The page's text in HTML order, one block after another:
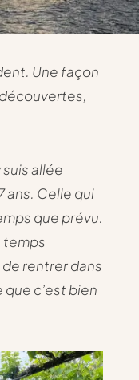
Une façon
suis allée
ans. Celle qui
que prévu.
temps
rentrer dans
c’est bien